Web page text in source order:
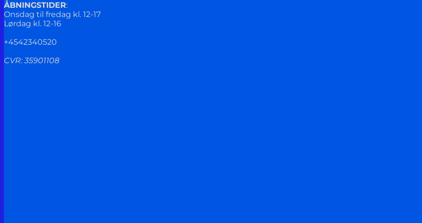
ÅBNINGSTIDER:
Onsdag til fredag kl. 12-17
Lørdag kl. 12-16
+4542340520
CVR: 35901108